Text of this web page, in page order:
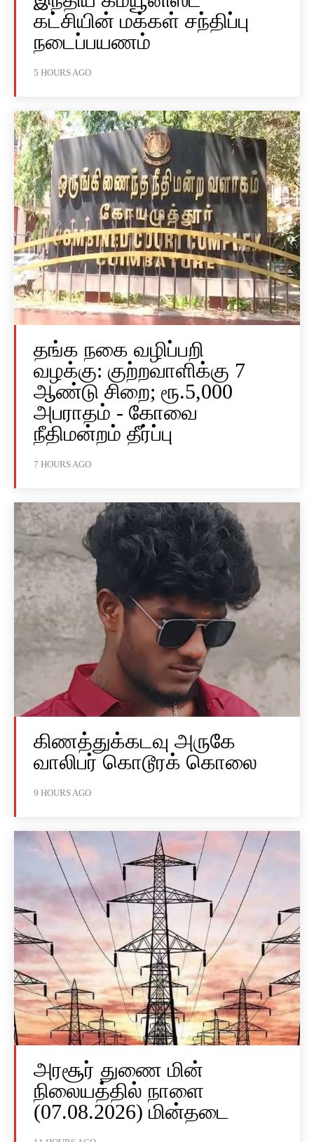
கட்சியின் மக்கள் சந்திப்பு
நடைப்பயணம்
5 HOURS AGO
தங்க நகை வழிப்பறி
வழக்கு: குற்றவாளிக்கு 7
ஆண்டு சிறை; ரூ.5,000
அபராதம் - கோவை
நீதிமன்றம் தீர்ப்பு
7 HOURS AGO
கிணத்துக்கடவு அருகே
வாலிபர் கொடூரக் கொலை
9 HOURS AGO
அரசூர் துணை மின்
நிலையத்தில் நாளை
(07.08.2026) மின்தடை